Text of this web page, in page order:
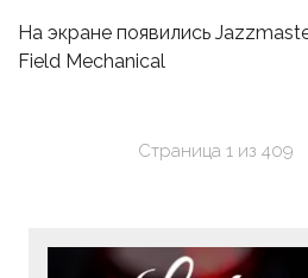
На экране появились
Field Mechanical
Страница 1из 409